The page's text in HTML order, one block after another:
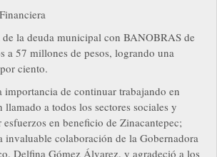
la deuda municipal con BANOBRAS de
a 57 millones de pesos, logrando una
ciento.
importancia de continuar trabajando en
a todos los sectores sociales y
en beneficio de Zinacantepec;
invaluable colaboración de la Gobernadora
Delfina Gómez Álvarez, y agradeció a los